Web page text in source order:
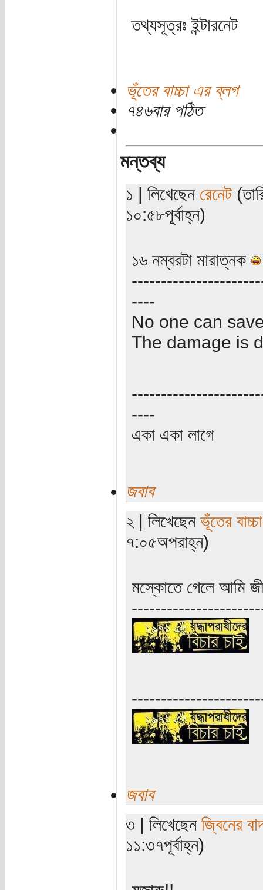
তথ্যসূত্রঃ ইন্টারনেট
ভূঁতের বাচ্চা এর ব্লগ
৭৪৬বার পঠিত
মন্তব্য
১ | লিখেছেন রেনেট
১০:৫৮পূর্বাহ্ন)
১৬ নম্বরটা মারাত্নক
----
No one can
The damage is
----
একা একা লাগে
জবাব
২ | লিখেছেন ভূঁতের বাচ্চা
৭:০৫অপরাহ্ন)
মস্কোতে গেলে আমি
জবাব
৩ | লিখেছেন জ্বিনের
১১:৩৭পূর্বাহ্ন)